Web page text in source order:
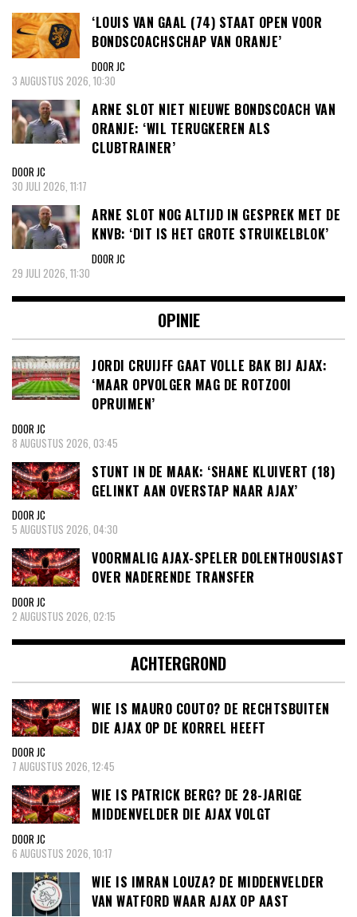
‘LOUIS VAN GAAL (74) STAAT OPEN VOOR
BONDSCOACHSCHAP VAN ORANJE’
DOOR JC
3 AUGUSTUS 2026, 10:30
ARNE SLOT NIET NIEUWE BONDSCOACH VAN
ORANJE: ‘WIL TERUGKEREN ALS
CLUBTRAINER’
DOOR JC
30 JULI 2026, 11:17
ARNE SLOT NOG ALTIJD IN GESPREK MET DE
KNVB: ‘DIT IS HET GROTE STRUIKELBLOK’
DOOR JC
29 JULI 2026, 11:30
OPINIE
JORDI CRUIJFF GAAT VOLLE BAK BIJ AJAX:
‘MAAR OPVOLGER MAG DE ROTZOOI
OPRUIMEN’
DOOR JC
8 AUGUSTUS 2026, 03:45
STUNT IN DE MAAK: ‘SHANE KLUIVERT (18)
GELINKT AAN OVERSTAP NAAR AJAX’
DOOR JC
5 AUGUSTUS 2026, 04:30
VOORMALIG AJAX-SPELER DOLENTHOUSIAST
OVER NADERENDE TRANSFER
DOOR JC
2 AUGUSTUS 2026, 02:15
ACHTERGROND
WIE IS MAURO COUTO? DE RECHTSBUITEN
DIE AJAX OP DE KORREL HEEFT
DOOR JC
7 AUGUSTUS 2026, 12:45
WIE IS PATRICK BERG? DE 28-JARIGE
MIDDENVELDER DIE AJAX VOLGT
DOOR JC
6 AUGUSTUS 2026, 10:17
WIE IS IMRAN LOUZA? DE MIDDENVELDER
VAN WATFORD WAAR AJAX OP AAST